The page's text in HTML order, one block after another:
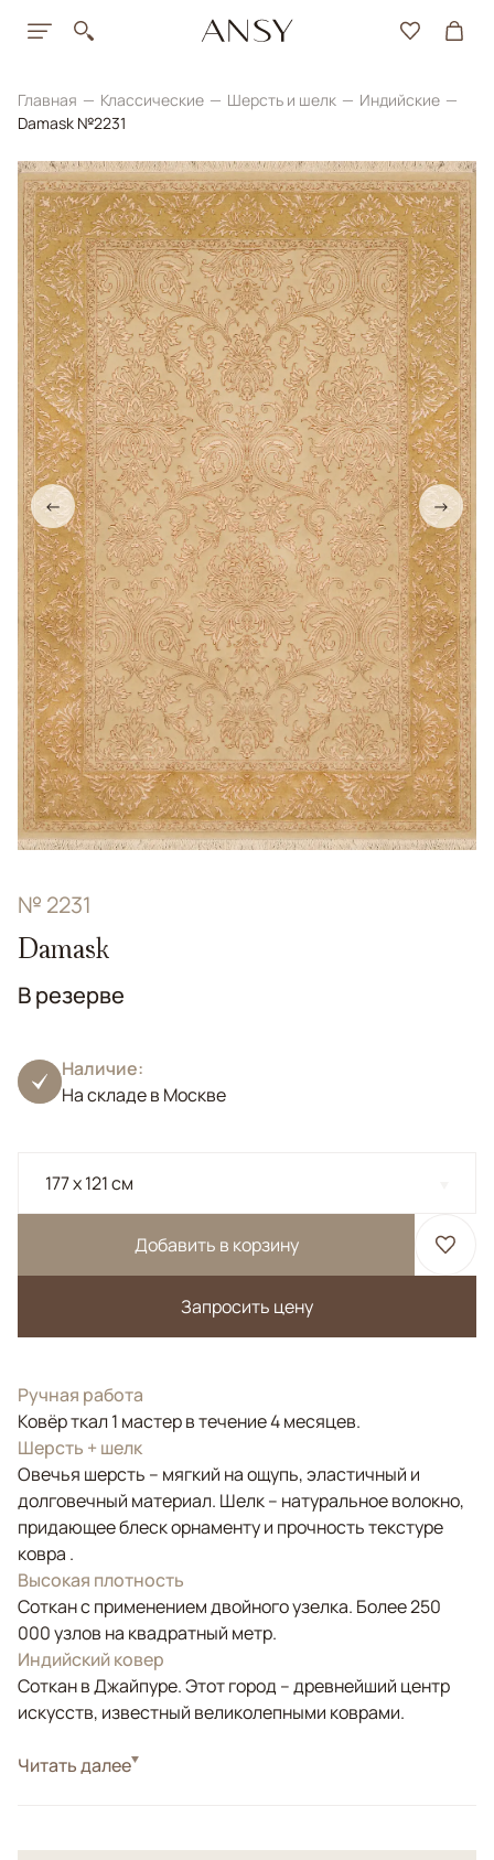
Главная Классические Шерсть и шелк
Индийские
Damask №2231
← →
№ 2231
Damask
В резерве
Наличие:
На складе в Москве
177 x 121 см
Добавить в корзину
Запросить цену
Ручная работа
Ковёр ткал 1 мастер в течение 4 месяцев.
Шерсть + шелк
Овечья шерсть – мягкий на ощупь, эластичный и
долговечный материал. Шелк – натуральное волокно,
придающее блеск орнаменту и прочность текстуре
ковра .
Высокая плотность
Соткан с применением двойного узелка. Более 250
000 узлов на квадратный метр.
Индийский ковер
Соткан в Джайпуре. Этот город – древнейший центр
искусств, известный великолепными коврами.
СтильКлассические
Читать далее